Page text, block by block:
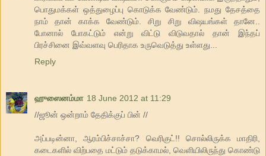
பொதுமக்கள் ஒத்துழைப்பு கொடுக்க வேண்டும். நமது தேசத்தை
நாம் தான் காக்க வேண்டும். சிறு சிறு விஷயங்கள் தானே..
போனால் போகட்டும் என்று விட்டு விடுவதால் தான் இந்தப்
பிரச்சினை இவ்வளவு பெரிதாக உருவெடுத்து உள்ளது...
Reply
ஹுஸைனம்மா 18 June 2012 at 11:29
//ஜூன் ஒன்றாம் தேதிக்குப் பின் //
அப்படின்னா, ஆரம்பிச்சாச்சா? வெரிகுட்!! சொல்லிருக்க மாதிரி,
கடைகளில் விற்பதை மட்டும் தடுக்காமல், வெளியிலிருந்து கொண்டு